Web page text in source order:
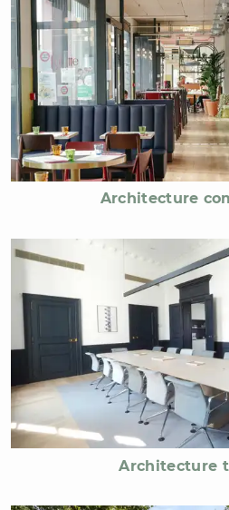
Architecture
Architecture